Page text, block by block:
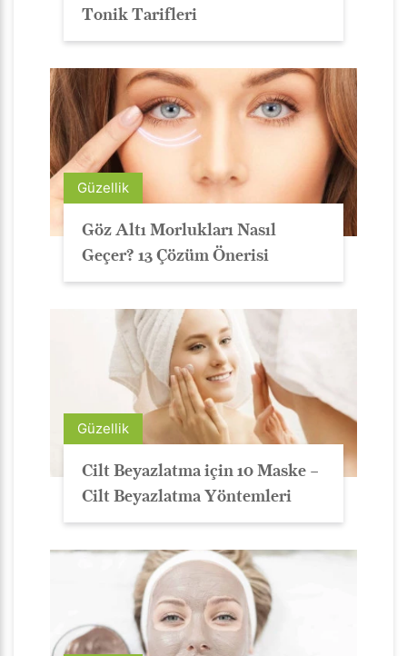
Tonik Tarifleri
Güzellik
Göz Altı Morlukları Nasıl
Geçer? 13 Çözüm Önerisi
Güzellik
Cilt Beyazlatma için 10 Maske –
Cilt Beyazlatma Yöntemleri